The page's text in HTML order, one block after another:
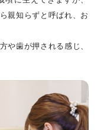
親知らずと呼ばれ、お
や歯が押される感じ、